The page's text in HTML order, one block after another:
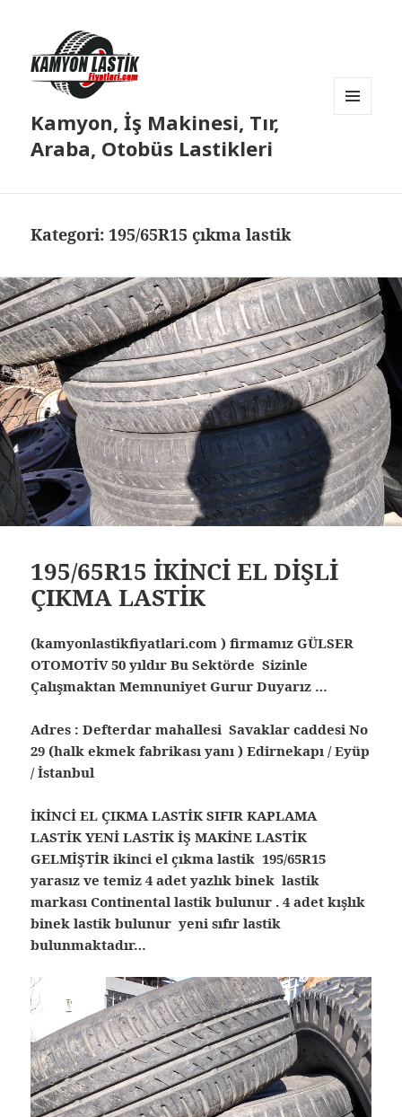
Kamyon, İş Makinesi, Tır,
Araba, Otobüs Lastikleri
Kategori:195/65R15 çıkma lastik
195/65R15 İKİNCİ EL DİŞLİ
ÇIKMA LASTİK
(kamyonlastikfiyatlari.com ) firmamız GÜLSER
OTOMOTİV 50 yıldır Bu Sektörde Sizinle
Çalışmaktan Memnuniyet Gurur Duyarız …
Adres : Defterdar mahallesi Savaklar caddesi No
29 (halk ekmek fabrikası yanı ) Edirnekapı / Eyüp
/ İstanbul
İKİNCİ EL ÇIKMA LASTİK SIFIR KAPLAMA
LASTİK YENİ LASTİK İŞ MAKİNE LASTİK
GELMİŞTİR ikinci el çıkma lastik 195/65R15
yarasız ve temiz 4 adet yazlık binek lastik
markası Continental lastik bulunur . 4 adet kışlık
binek lastik bulunur yeni sıfır lastik
bulunmaktadır…